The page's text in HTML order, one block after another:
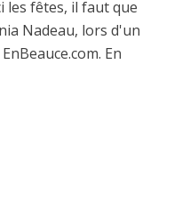
les fêtes, il faut que
Nadeau, lors d'un
En